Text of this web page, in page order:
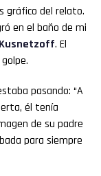
gráfico del relato.
en el baño de mi
Kusnetzoff. El
pasando: “A
él tenía
de su padre
para siempre